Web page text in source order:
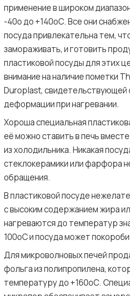
применение в широком
-40о до +140оС. Все они
посуда привлекательна тем,
замораживать, и готовить
пластиковой посуды для этих
внимание на наличие пометки
Duroplast, свидетельствующей
деформации при нагревании.
Хороша специальная
её можно ставить в печь
из холодильника. Никакая
стеклокерамики или фарфора
обращения.
В пластиковой посуде
с высоким содержанием жира
нагреваются до температур
100оС и посуда может
Для микроволновых печей
фольга из полипропилена,
температуру до +160оС.